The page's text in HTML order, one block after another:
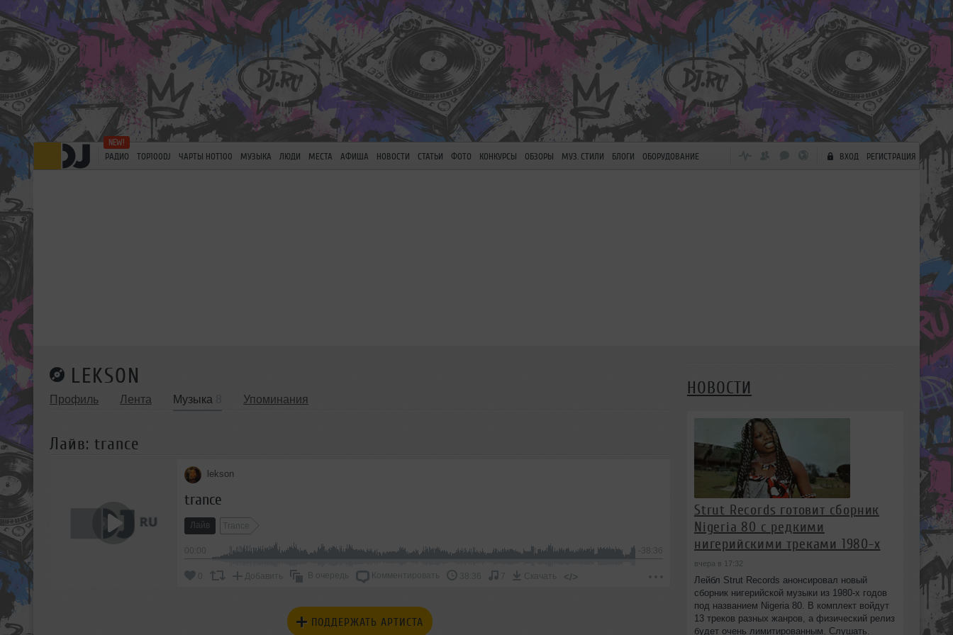
РАДИО TOP100DJ ЧАРТЫ HOT100 МУЗЫКА ЛЮДИ МЕСТА АФИША НОВОСТИ СТАТЬИ ФОТО КОНКУРСЫ ОБЗОРЫ МУЗ. СТИЛИ БЛОГИ ОБОРУДОВАНИЕ ВХОД РЕГИСТРАЦИЯ
LEKSON
Профиль Лента Музыка Упоминания
Лайв: trance
lekson
trance
Лайв Trance
-38:36
Добавить В очередь Комментировать 38:36 7 Скачать </>
ПОДДЕРЖАТЬ АРТИСТА
НОВОСТИ
Strut Records готовит сборник
Nigeria 80 с редкими
нигерийскими треками 1980-х
вчера в 17:32
Лейбл Strut Records анонсировал новый
сборник нигерийской музыки из 1980-х годов
под названием Nigeria 80. В комплект войдут
13 треков разных жанров, а физический релиз
будет очень лимитированным. Слушать.